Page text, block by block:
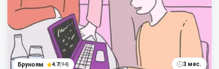
Бруноям 4.7(94) 3 мес.